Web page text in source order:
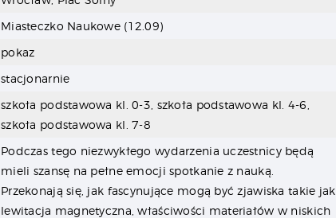
Miasteczko Naukowe (12.09)
pokaz
stacjonarnie
szkoła podstawowa kl. 0-3, szkoła podstawowa kl. 4-6,
szkoła podstawowa kl. 7-8
Podczas tego niezwykłego wydarzenia uczestnicy będą
mieli szansę na pełne emocji spotkanie z nauką.
Przekonają się, jak fascynujące mogą być zjawiska takie jak
lewitacja magnetyczna, właściwości materiałów w niskich